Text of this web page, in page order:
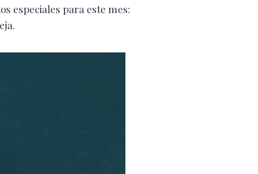
especiales para este mes: